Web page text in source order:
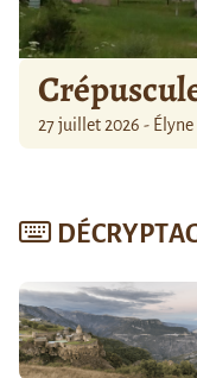
27 juillet 2026 - Élyne